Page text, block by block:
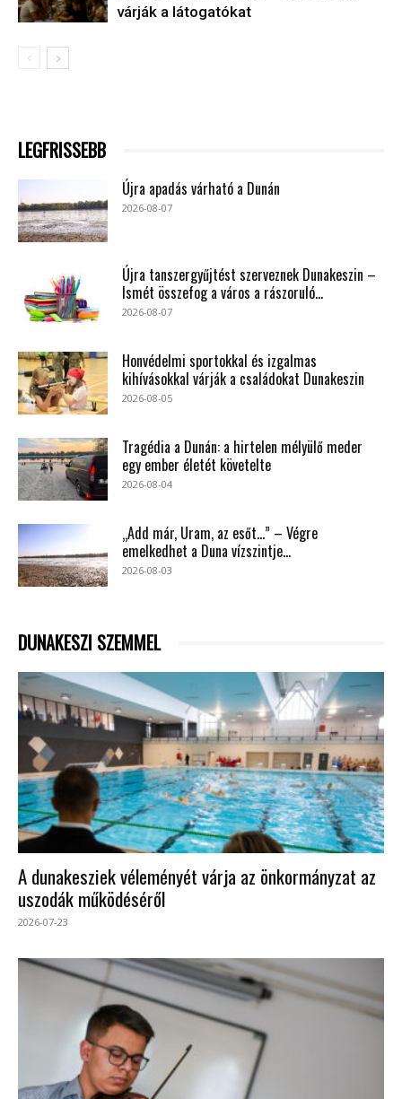
várják a látogatókat
LEGFRISSEBB
Újra apadás várható a Dunán
2026-08-07
Újra tanszergyűjtést szerveznek Dunakeszin –
Ismét összefog a város a rászoruló...
2026-08-07
Honvédelmi sportokkal és izgalmas
kihívásokkal várják a családokat Dunakeszin
2026-08-05
Tragédia a Dunán: a hirtelen mélyülő meder
egy ember életét követelte
2026-08-04
„Add már, Uram, az esőt…” – Végre
emelkedhet a Duna vízszintje...
2026-08-03
DUNAKESZI SZEMMEL
A dunakesziek véleményét várja az önkormányzat az
uszodák működéséről
2026-07-23